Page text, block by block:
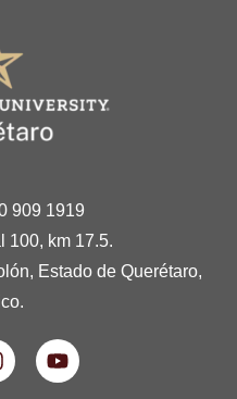
909 1919
100, km 17.5.
Estado de Querétaro,